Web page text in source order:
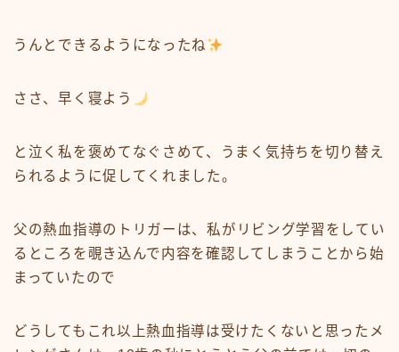
うんとできるようになったね
ささ、早く寝よう
と泣く私を褒めてなぐさめて、うまく気持ちを切り替え
られるように促してくれました。
父の熱血指導のトリガーは、私がリビング学習をしてい
るところを覗き込んで内容を確認 してしまうことから始
まっていたので
どうしてもこれ以上熱血指導は受けたくないと思ったメ